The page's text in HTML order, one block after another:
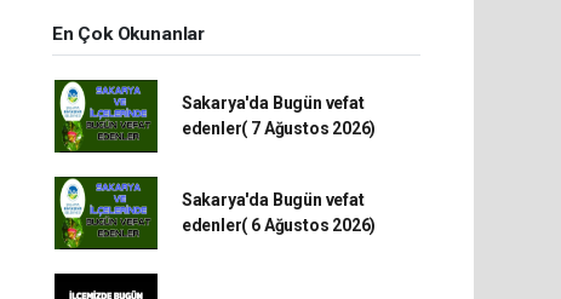
En Çok Okunanlar
Sakarya'da Bugün vefat
edenler( 7 Ağustos 2026)
Sakarya'da Bugün vefat
edenler( 6 Ağustos 2026)